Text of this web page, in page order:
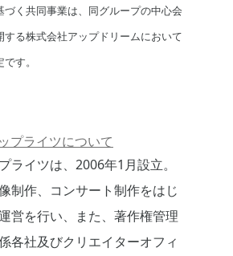
づく共同事業は、同グループの中心会
する株式会社アップドリームにおいて
す。
プライツについて
ライツは、2006年1月設立。
制作、コンサート制作をはじ
営を行い、また、著作権管理
各社及びクリエイターオフィ